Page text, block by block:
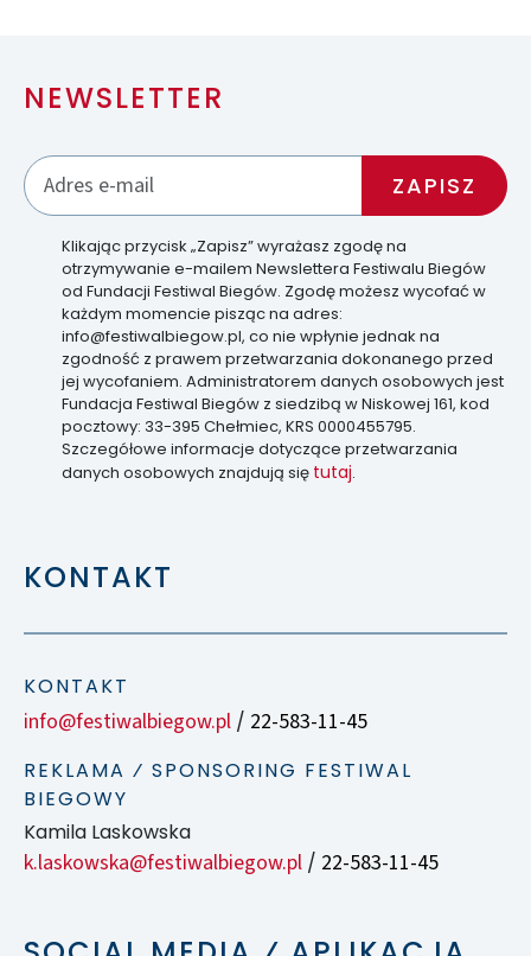
NEWSLETTER
Klikając przycisk „Zapisz” wyrażasz zgodę na
otrzymywanie e-mailem Newslettera Festiwalu Biegów
od Fundacji Festiwal Biegów. Zgodę możesz wycofać w
każdym momencie pisząc na adres:
info@festiwalbiegow.pl, co nie wpłynie jednak na
zgodność z prawem przetwarzania dokonanego przed
jej wycofaniem. Administratorem danych osobowych jest
Fundacja Festiwal Biegów z siedzibą w Niskowej 161, kod
pocztowy: 33-395 Chełmiec, KRS 0000455795.
Szczegółowe informacje dotyczące przetwarzania
danych osobowych znajdują się tutaj.
KONTAKT
KONTAKT
info@festiwalbiegow.pl / 22-583-11-45
REKLAMA ⁄ SPONSORING FESTIWAL
BIEGOWY
Kamila Laskowska
k.laskowska@festiwalbiegow.pl / 22-583-11-45